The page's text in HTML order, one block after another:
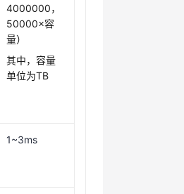
4000000，
50000×容
量）
其中，容量
单位为TB
1~3ms